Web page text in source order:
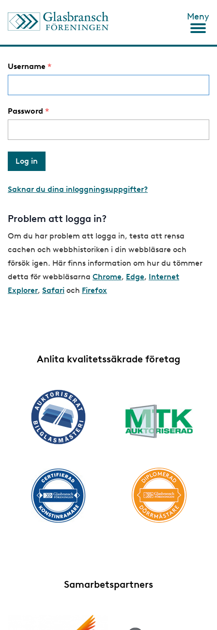
Meny
Username
Password
Saknar du dina inloggningsuppgifter?
Problem att logga in?
Om du har problem att logga in, testa att rensa
cachen och webbhistoriken i din webbläsare och
försök igen. Här finns information om hur du tömmer
detta för webbläsarna Chrome, Edge, Internet
Explorer, Safari och Firefox
Anlita kvalitetssäkrade företag
Samarbetspartners